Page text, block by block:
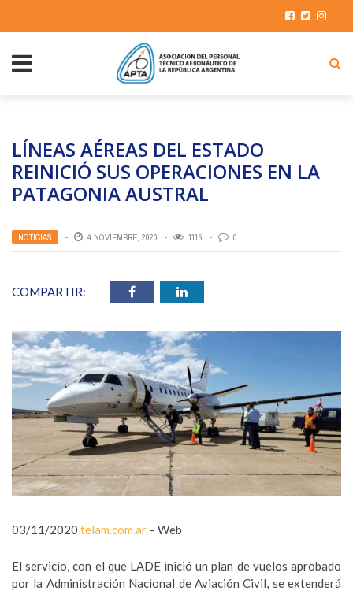
LÍNEAS AÉREAS DEL ESTADO
REINICIÓ SUS OPERACIONES EN LA
PATAGONIA AUSTRAL
NOTICIAS 4 NOVIEMBRE, 2020 1115 0
COMPARTIR:
03/11/2020 telam.com.ar – Web
El servicio, con el que LADE inició un plan de vuelos aprobado
por la Administración Nacional de Aviación Civil, se extenderá